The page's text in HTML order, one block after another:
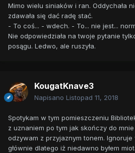
Mimo wielu siniaków i ran. Oddychała
zdawała się dać radę stać.
- To coś... - wdech. - To... nie jest...
Nie odpowiedziała na twoje pytanie
posągu. Ledwo, ale ruszyła.
KougatKnave3
Napisano Listopad 11, 2018
Spotykam w tym pomieszczeniu
z uznaniem po tym jak skończy do
odzywam z przyjaznym tonem. Ignoruje
głównie dlatego iż niedawno byłem